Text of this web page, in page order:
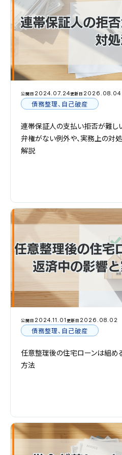
公開日 2024.07.24更新日 2026.08.04
債務整理、自己破産
連帯保証人の支払い拒否が難し
弁権がない例外や、実務上の対
解説
公開日 2024.11.01 更新日 2026.08.02
債務整理、自己破産
任意整理後の住宅ローンは組め
方法